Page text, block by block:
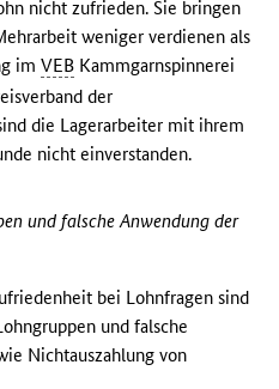
nicht zufrieden. Sie bringen
weniger verdienen als
imVEB Kammgarnspinnerei
der
die Lagerarbeiter mit ihrem
nicht einverstanden.
und falsche Anwendung der
bei Lohnfragen sind
und falsche
Nichtauszahlung von